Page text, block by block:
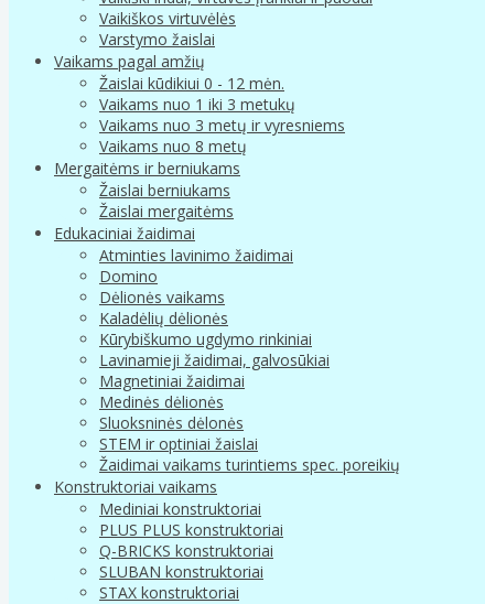
Vaikiškos virtuvėlės
Varstymo žaislai
Vaikams pagal amžių
Žaislai kūdikiui 0 - 12 mėn.
Vaikams nuo 1 iki 3 metukų
Vaikams nuo 3 metų ir vyresniems
Vaikams nuo 8 metų
Mergaitėms ir berniukams
Žaislai berniukams
Žaislai mergaitėms
Edukaciniai žaidimai
Atminties lavinimo žaidimai
Domino
Dėlionės vaikams
Kaladėlių dėlionės
Kūrybiškumo ugdymo rinkiniai
Lavinamieji žaidimai, galvosūkiai
Magnetiniai žaidimai
Medinės dėlionės
Sluoksninės dėlonės
STEM ir optiniai žaislai
Žaidimai vaikams turintiems spec. poreikių
Konstruktoriai vaikams
Mediniai konstruktoriai
PLUS PLUS konstruktoriai
Q-BRICKS konstruktoriai
SLUBAN konstruktoriai
STAX konstruktoriai